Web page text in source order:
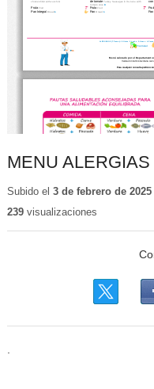
MENU
Subido el 3 de febrero de 2025
239visualizaciones
.